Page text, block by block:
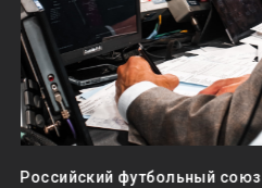
Российский футбольный союз